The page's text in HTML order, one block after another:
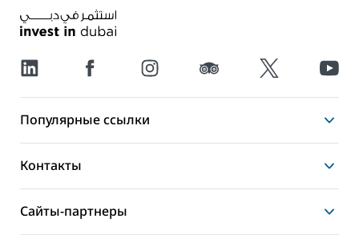
Популярные ссылки
Контакты
Сайты-партнеры